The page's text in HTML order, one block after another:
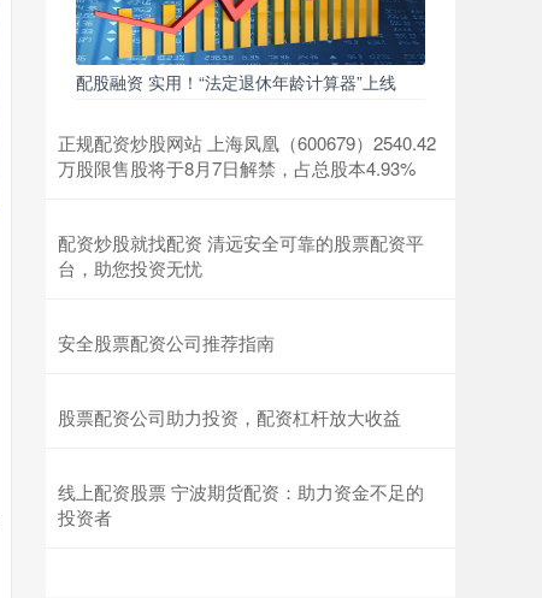
配股融资 实用！“法定退休年龄计算器”上线
正规配资炒股网站 上海凤凰（600679）2540.42
万股限售股将于8月7日解禁，占总股本4.93%
配资炒股就找配资 清远安全可靠的股票配资平
台，助您投资无忧
安全股票配资公司推荐指南
股票配资公司助力投资，配资杠杆放大收益
线上配资股票 宁波期货配资：助力资金不足的
投资者